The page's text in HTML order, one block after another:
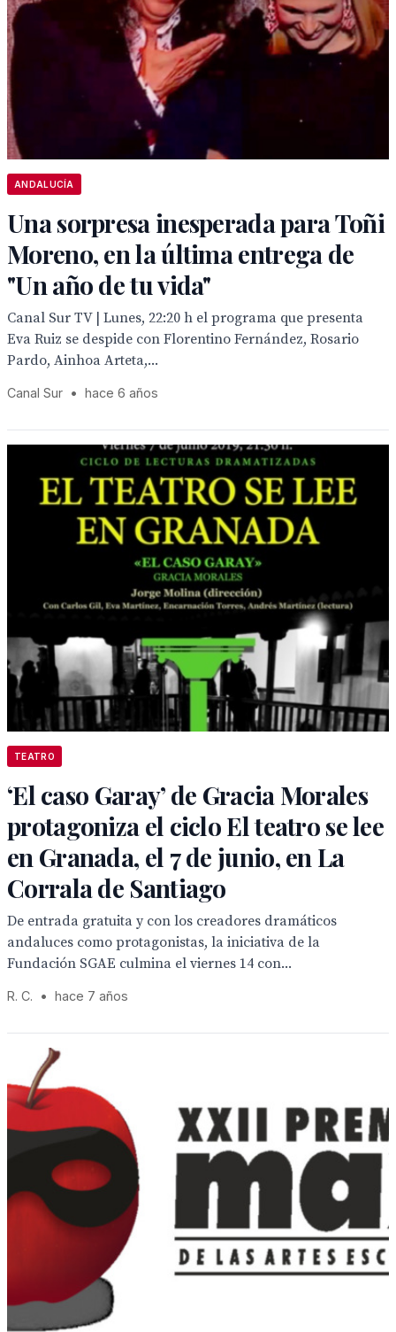
ANDALUCÍA
Una sorpresa inesperada para Toñi
Moreno, en la última entrega de
"Un año de tu vida"
Canal Sur TV | Lunes, 22:20 h el programa que presenta
Eva Ruiz se despide con Florentino Fernández, Rosario
Pardo, Ainhoa Arteta,...
Canal Sur • hace 6 años
TEATRO
‘El caso Garay’ de Gracia Morales
protagoniza el ciclo El teatro se lee
en Granada, el 7 de junio, en La
Corrala de Santiago
De entrada gratuita y con los creadores dramáticos
andaluces como protagonistas, la iniciativa de la
Fundación SGAE culmina el viernes 14 con...
R. C. • hace 7 años